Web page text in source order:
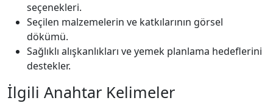
seçenekleri.
Seçilen malzemelerin ve katkılarının görsel
dökümü.
Sağlıklı alışkanlıkları ve yemek planlama hedeflerini
destekler.
İlgili Anahtar Kelimeler